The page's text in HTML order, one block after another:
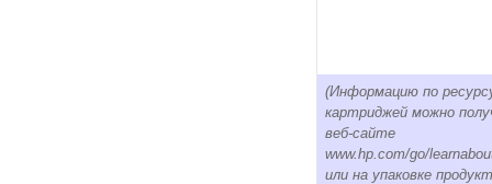
(Информацию по
картриджей можно
веб-сайте
www.hp.com/go/
или на упаковке